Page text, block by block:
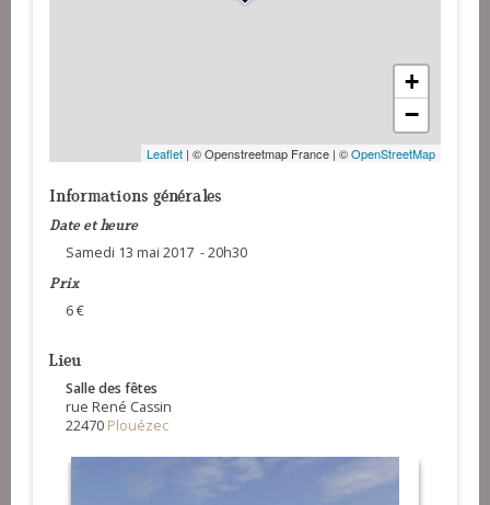
+
−
Leaflet | © Openstreetmap France | ©OpenStreetMap
Informations générales
Date et heure
Samedi 13 mai 2017 - 20h30
Prix
6 €
Lieu
Salle des fêtes
rue René Cassin
22470 Plouézec